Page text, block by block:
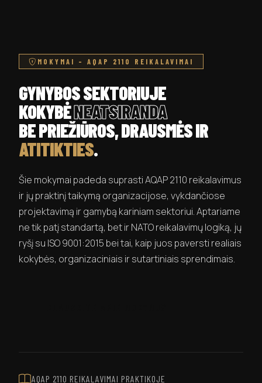
MOKYMAI – AQAP 2110 REIKALAVIMAI
GYNYBOS SEKTORIUJE
KOKYBĖNEATSIRANDA
BE PRIEŽIŪROS, DRAUSMĖS IR
ATITIKTIES.
Šie mokymai padeda suprasti AQAP 2110 reikalavimus
ir jų praktinį taikymą organizacijose, vykdančiose
projektavimą ir gamybą kariniam sektoriui. Aptariame
ne tik patį standartą, bet ir NATO reikalavimų logiką, jų
ryšį su ISO 9001:2015 bei tai, kaip juos paversti realiais
kokybės, organizaciniais ir sutartiniais sprendimais.
AQAP 2110 REIKALAVIMAI PRAKTIKOJE